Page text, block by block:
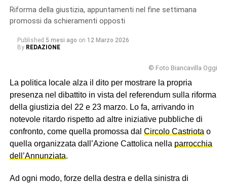
© RIPRODUZIONE RISERVATA
Riforma della giustizia, appuntamenti nel fine settimana
promossi da schieramenti opposti
Published 5 mesi ago on 12 Marzo 2026
By REDAZIONE
© Foto Biancavilla Oggi
La politica locale alza il dito per mostrare la propria
presenza nel dibattito in vista del referendum sulla riforma
della giustizia del 22 e 23 marzo. Lo fa, arrivando in
notevole ritardo rispetto ad altre iniziative pubbliche di
confronto, come quella promossa dal Circolo Castriota o
quella organizzata dall’Azione Cattolica nella parrocchia
dell’Annunziata.
Ad ogni modo, forze della destra e della sinistra di